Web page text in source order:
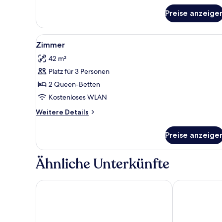
Tropical
Preise
Alle
Fotos
für
Zimmer
anzeigen
Minibar, Zimmersafe,
5
Zimmer
42 m²
Platz für 3 Personen
2 Queen-Betten
Kostenloses WLAN
Weitere Details
Weitere
Preise
Ähnliche Unterkünfte
Holiday Inn Express Puerto Vallarta by IHGFiesta Inn